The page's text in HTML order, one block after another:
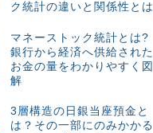
ク統計の違いと関係性とは
マネーストック統計とは?
銀行から経済へ供給された
お金の量をわかりやすく図
解
3層構造の日銀当座預金と
は？その一部にのみかかる